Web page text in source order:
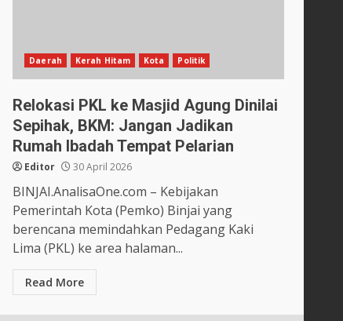
Daerah Kerah Hitam Kota Politik
Relokasi PKL ke Masjid Agung Dinilai
Sepihak, BKM: Jangan Jadikan
Rumah Ibadah Tempat Pelarian
Editor 30 April 2026
BINJAI.AnalisaOne.com – Kebijakan
Pemerintah Kota (Pemko) Binjai yang
berencana memindahkan Pedagang Kaki
Lima (PKL) ke area halaman...
Read More